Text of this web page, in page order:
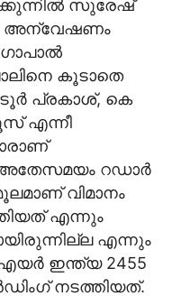
സുരേഷ്
അന്വേഷണം
കൂടാതെ
പ്രകാശ്, കെ
എന്നീ
അതേസമയം റഡാര്‍
വിമാനം
എന്നും
എന്നും
ഇന്ത്യ 2455
നടത്തിയത്.